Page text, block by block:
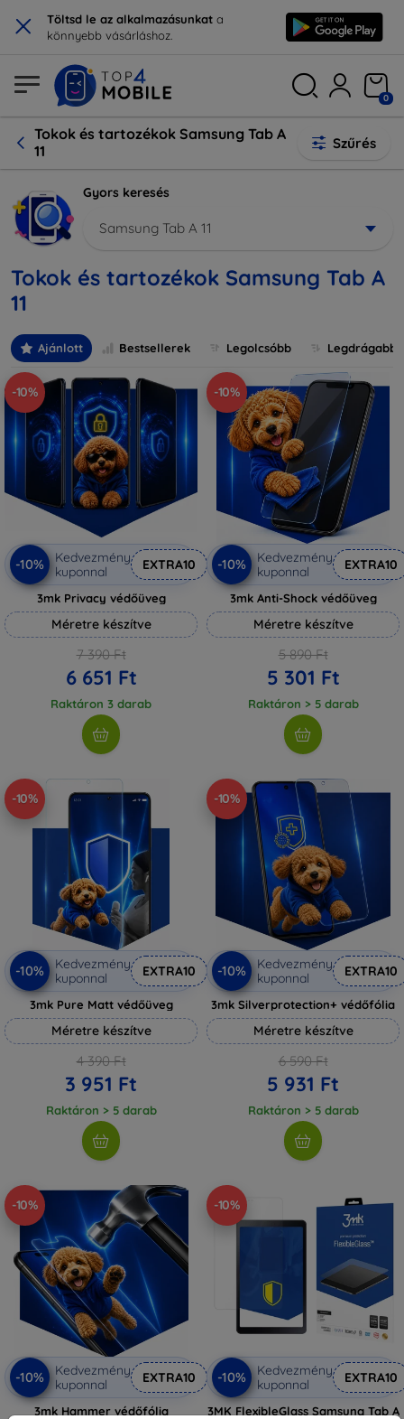
× Töltsd le az alkalmazásunkat a
könnyebb vásárláshoz.
0
Tokok és tartozékok Samsung Tab A
11
Szűrés
Gyors keresés
Samsung Tab A 11
Tokok és tartozékok Samsung Tab A
11
Ajánlott Bestsellerek Legolcsóbb Legdrágabb
-10%
-10%
Kedvezmény
kuponnal
EXTRA10
3mk Privacy védőüveg
Méretre készítve
7 390 Ft
6 651 Ft
Raktáron 3 darab
-10%
-10%
Kedvezmény
kuponnal
EXTRA10
3mk Anti-Shock védőüveg
Méretre készítve
5 890 Ft
5 301 Ft
Raktáron > 5 darab
-10%
-10%
Kedvezmény
kuponnal
EXTRA10
3mk Pure Matt védőüveg
Méretre készítve
4 390 Ft
3 951 Ft
Raktáron > 5 darab
-10%
-10%
Kedvezmény
kuponnal
EXTRA10
3mk Silverprotection+ védőfólia
Méretre készítve
6 590 Ft
5 931 Ft
Raktáron > 5 darab
-10%
-10%
Kedvezmény
kuponnal
EXTRA10
3mk Hammer védőfólia
-10%
-10%
Kedvezmény
kuponnal
EXTRA10
3MK FlexibleGlass Samsung Tab A